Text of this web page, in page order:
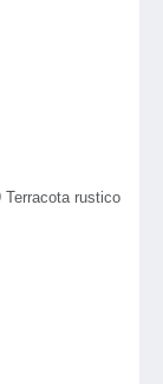
Terracota rustico